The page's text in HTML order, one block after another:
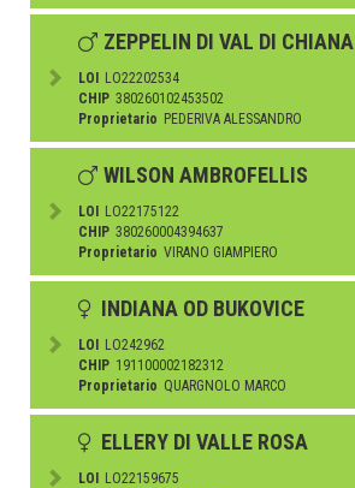
ZEPPELIN DI VAL DI CHIANA
LOI
LO22202534
CHIP 380260102453502
Proprietario PEDERIVA ALESSANDRO
WILSON AMBROFELLIS
LOI
LO22175122
CHIP 380260004394637
Proprietario VIRANO GIAMPIERO
INDIANA OD BUKOVICE
LOI
LO242962
CHIP 191100002182312
Proprietario QUARGNOLO MARCO
ELLERY DI VALLE ROSA
LOI
LO22159675